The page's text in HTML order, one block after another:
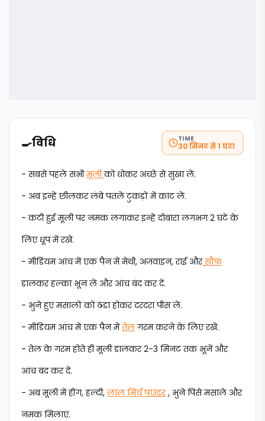
🍳विधि TIME
30 मिनट से 1 घंटा
- सबसे पहले सभीमूलीको धोकर अच्छे से सुखा लें.
- अब इन्हें छीलकर लंबे पतले टुकड़ों में काट लें.
- कटी हुई मूली पर नमक लगाकर इन्हें दोबारा लगभग 2 घंटे के
लिए धूप में रखें.
- मीडियम आंच में एक पैन में मेथी, अजवाइन, राई औरसौंफ
डालकर हल्का भून लें और आंच बंद कर दें.
- भुने हुए मसालों को ठंडा होकर दरदरा पीस लें.
- मीडियम आंच में एक पैन मेंतेलगरम करने के लिए रखें.
- तेल के गरम होते ही मूली डालकर 2-3 मिनट तक भूनें और
आंच बंद कर दें.
- अब मूली में हींग, हल्दी,लाल मिर्च पाउडर, भुने पिसे मसाले और
नमक मिलाएं.